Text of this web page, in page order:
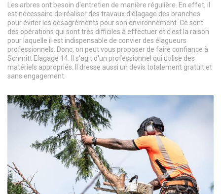
Les arbres ont besoin d'entretien de manière régulière. En effet, il
est nécessaire de réaliser des travaux d'élagage des branches
pour éviter les désagréments pour son environnement. Ce sont
des opérations qui sont très difficiles à effectuer et c'est la raison
pour laquelle il est indispensable de convier des élagueurs
professionnels. Donc, on peut vous proposer de faire confiance à
Schmitt Elagage 14. Il s'agit d'un professionnel qui utilise des
matériels appropriés. Il dresse aussi un devis totalement gratuit et
sans engagement.